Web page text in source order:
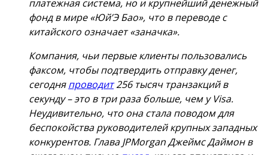
платежная система, но и крупнейший денежный
фонд в мире «Юй’Э Бао», что в переводе с
китайского означает «заначка».
Компания, чьи первые клиенты пользовались
факсом, чтобы подтвердить отправку денег,
сегодняпроводит256 тысяч транзакций в
секунду – это в три раза больше, чем у Visa.
Неудивительно, что она стала поводом для
беспокойства руководителей крупных западных
конкурентов. Глава JPMorgan Джеймс Даймон в